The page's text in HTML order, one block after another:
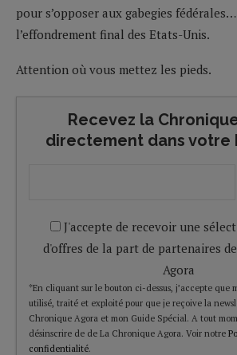
pour s’opposer aux gabegies
l’effondrement final des Etats-Unis.
Attention où vous mettez les pieds.
Recevez la
directement dans votre
J'accepte de recevoir une
d'offres de la part de partenaires
Agora
*En cliquant sur le bouton ci-dessus, j’accepte que
utilisé, traité et exploité pour que je reçoive la
Chronique Agora et mon Guide Spécial. A tout
désinscrire de de La Chronique Agora. Voir notre
confidentialité.